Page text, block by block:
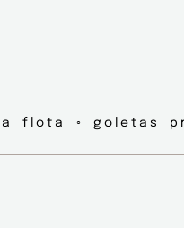
flota ◦ goletas